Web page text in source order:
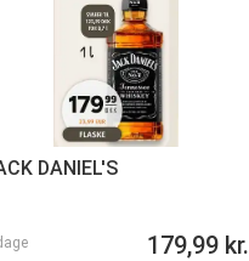
DANIEL'S
179,99 kr.